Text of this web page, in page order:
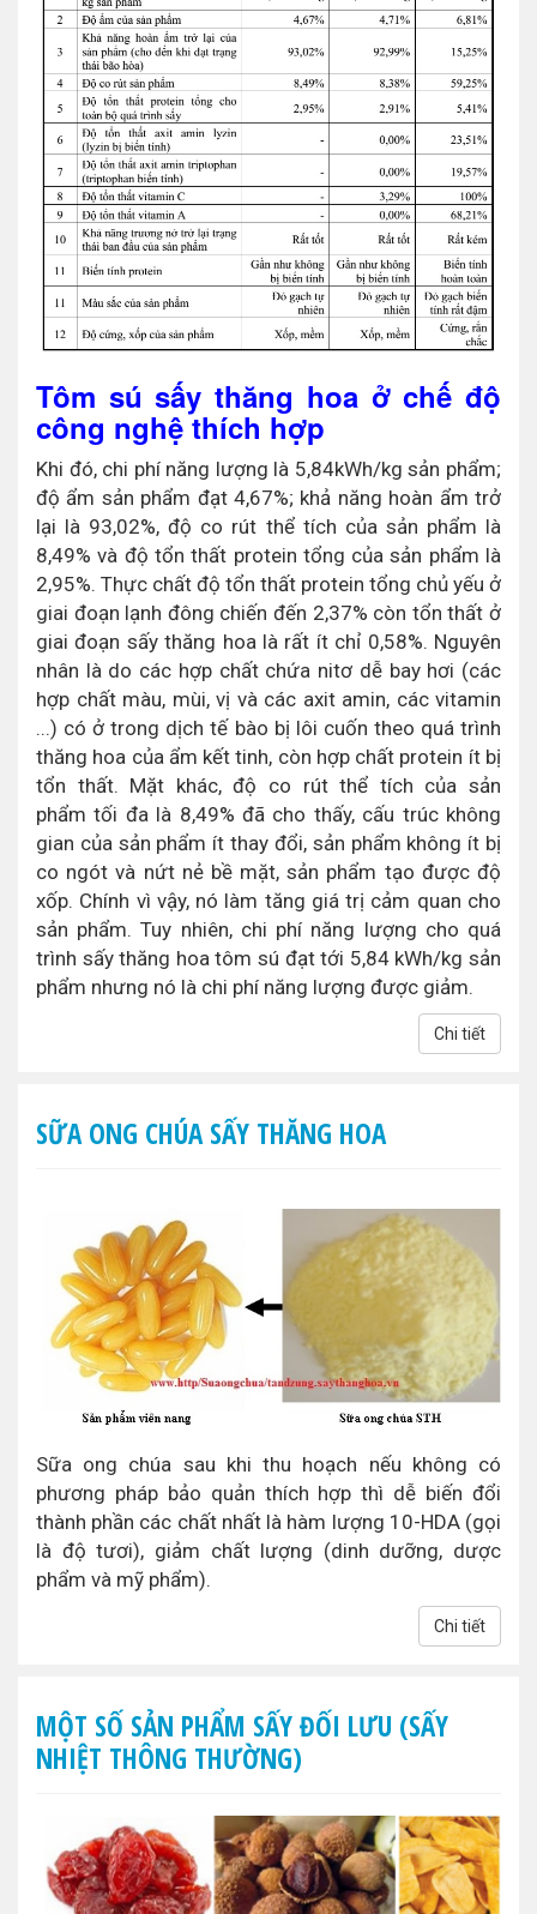
Tôm sú sấy thăng hoa ở chế độ
công nghệ thích hợp
Khi đó, chi phí năng lượng là 5,84kWh/kg sản phẩm;
độ ẩm sản phẩm đạt 4,67%; khả năng hoàn ẩm trở
lại là 93,02%, độ co rút thể tích của sản phẩm là
8,49% và độ tổn thất protein tổng của sản phẩm là
2,95%. Thực chất độ tổn thất protein tổng chủ yếu ở
giai đoạn lạnh đông chiến đến 2,37% còn tổn thất ở
giai đoạn sấy thăng hoa là rất ít chỉ 0,58%. Nguyên
nhân là do các hợp chất chứa nitơ dễ bay hơi (các
hợp chất màu, mùi, vị và các axit amin, các vitamin
...) có ở trong dịch tế bào bị lôi cuốn theo quá trình
thăng hoa của ẩm kết tinh, còn hợp chất protein ít bị
tổn thất. Mặt khác, độ co rút thể tích của sản
phẩm tối đa là 8,49% đã cho thấy, cấu trúc không
gian của sản phẩm ít thay đổi, sản phẩm không ít bị
co ngót và nứt nẻ bề mặt, sản phẩm tạo được độ
xốp. Chính vì vậy, nó làm tăng giá trị cảm quan cho
sản phẩm. Tuy nhiên, chi phí năng lượng cho quá
trình sấy thăng hoa tôm sú đạt tới 5,84 kWh/kg sản
phẩm nhưng nó là chi phí năng lượng được giảm.
Chi tiết
SỮA ONG CHÚA SẤY THĂNG HOA
Sữa ong chúa sau khi thu hoạch nếu không có
phương pháp bảo quản thích hợp thì dễ biến đổi
thành phần các chất nhất là hàm lượng 10-HDA (gọi
là độ tươi), giảm chất lượng (dinh dưỡng, dược
phẩm và mỹ phẩm).
Chi tiết
MỘT SỐ SẢN PHẨM SẤY ĐỐI LƯU (SẤY
NHIỆT THÔNG THƯỜNG)